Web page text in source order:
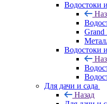
Водостоки
Grand
Водостоки
Для дачи и сада
Назад